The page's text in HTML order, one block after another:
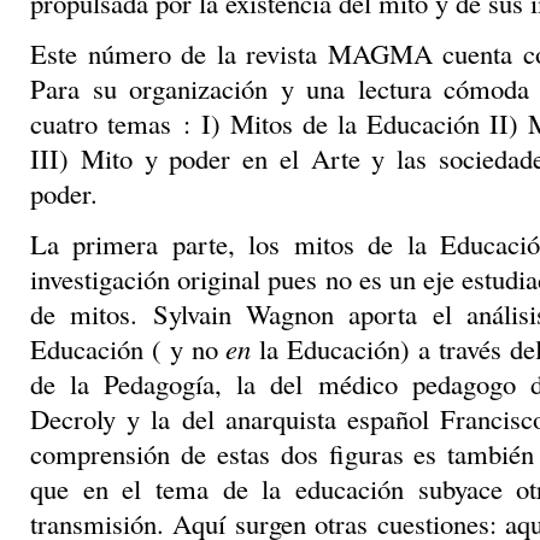
Este número de la revista MAGMA cuenta
Para su organización y una lectura
cuatro temas : I) Mitos de la Educación II)
III) Mito y poder en el Arte y las
poder.
La primera parte, los mitos de la
investigación original pues no es un eje
de mitos. Sylvain Wagnon aporta el
Educación ( y noen la Educación) a través
de la Pedagogía, la del médico pedagogo
Decroly y la del anarquista español
comprensión de estas dos figuras es
que en el tema de la educación subyace
transmisión. Aquí surgen otras cuestiones: